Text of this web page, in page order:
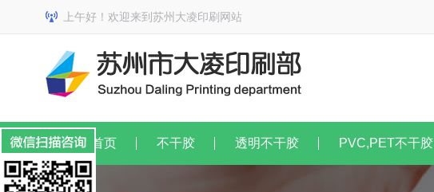
上午好！欢迎来到苏州大凌印刷网站
网站首页 不干胶 透明不干胶 PVC,PET不干胶